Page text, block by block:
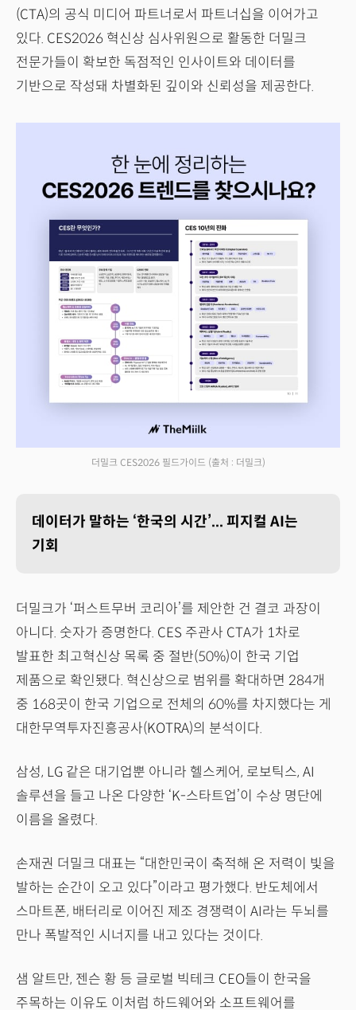
(CTA)의 공식 미디어 파트너로서 파트너십을 이어가고
있다. CES2026 혁신상 심사위원으로 활동한 더밀크
전문가들이 확보한 독점적인 인사이트와 데이터를
기반으로 작성돼 차별화된 깊이와 신뢰성을 제공한다.
더밀크 CES2026 필드가이드 (출처 : 더밀크)
데이터가 말하는 ‘한국의 시간’... 피지컬 AI는
기회
더밀크가 ‘퍼스트무버 코리아’를 제안한 건 결코 과장이
아니다. 숫자가 증명한다. CES 주관사 CTA가 1차로
발표한 최고혁신상 목록 중 절반(50%)이 한국 기업
제품으로 확인됐다. 혁신상으로 범위를 확대하면 284개
중 168곳이 한국 기업으로 전체의 60%를 차지했다는 게
대한무역투자진흥공사(KOTRA)의 분석이다.
삼성, LG 같은 대기업뿐 아니라 헬스케어, 로보틱스, AI
솔루션을 들고 나온 다양한 ‘K-스타트업’이 수상 명단에
이름을 올렸다.
손재권 더밀크 대표는 “대한민국이 축적해 온 저력이 빛을
발하는 순간이 오고 있다”이라고 평가했다. 반도체에서
스마트폰, 배터리로 이어진 제조 경쟁력이 AI라는 두뇌를
만나 폭발적인 시너지를 내고 있다는 것이다.
샘 알트만, 젠슨 황 등 글로벌 빅테크 CEO들이 한국을
주목하는 이유도 이처럼 하드웨어와 소프트웨어를